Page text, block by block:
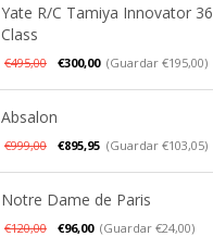
Yate R/C Tamiya Innovator 36
Class
€495,00 €300,00 (Guardar €195,00)
Absalon
€999,00 €895,95 (Guardar €103,05)
Notre Dame de Paris
€120,00 €96,00 (Guardar €24,00)